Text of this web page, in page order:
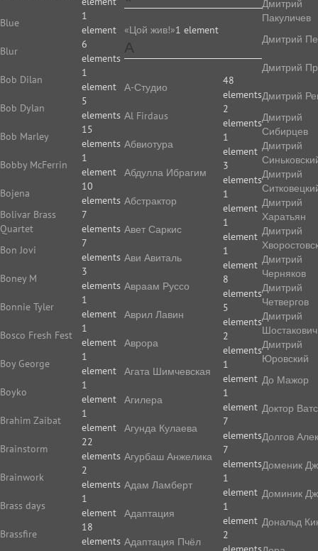
Blue
1
element
Blur
6
elements
Bob Dilan
1
element
Bob Dylan
5
elements
Bob Marley
15
elements
Bobby McFerrin
1
element
Bojena
10
elements
Bolivar Brass
Quartet
7
elements
Bon Jovi
7
elements
Boney M
3
elements
Bonnie Tyler
1
element
Bosco Fresh Fest
1
element
Boy George
1
element
Boyko
1
element
Brahim Zaibat
1
element
Brainstorm
22
elements
Brainwork
2
elements
Brass days
1
element
Brassfire
18
elements
«Цой жив!»1 element
А
А-Студио
48
elements
Аl Firdaus
2
elements
Абвиотура
1
element
Абдулла Ибрагим
3
elements
Абстрактор
1
element
Авет Саркис
1
element
Ави Авиталь
1
element
Авраам Руссо
8
elements
Аврил Лавин
5
elements
Аврора
2
elements
Агата Шимчевская
1
element
Агилера
1
element
Агунда Кулаева
7
elements
Агурбаш Анжелика
7
elements
Адам Ламберт
1
element
Адаптация
1
element
Адаптация Пчёл
2
Дмитрий
Пакуличев
Дмитрий
Дмитрий
Дмитрий
Дмитрий
Сибирцев
Дмитрий
Дмитрий
Дмитрий
Харатьян
Дмитрий
Дмитрий
Черняков
Дмитрий
Четвергов
Дмитрий
Шостакович
Дмитрий
Юровский
До Мажор
Доктор
Долгов
Доменик
Доминик
Дональд